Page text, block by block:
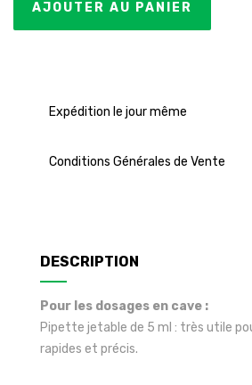
AJOUTER AU PANIER
Expédition le jour même
Conditions Générales de Vente
DESCRIPTION
Pour les dosages en cave :
Pipette jetable de 5 ml : très utile
rapides et précis.